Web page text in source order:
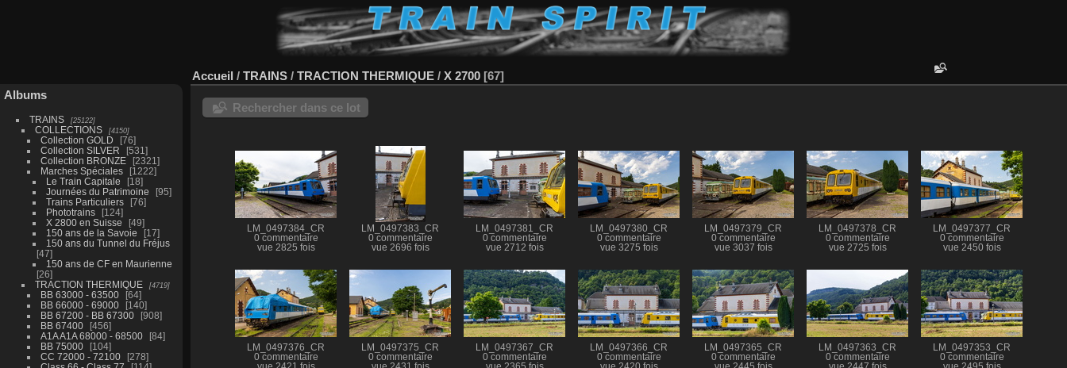
Albums
TRAINS 25122
COLLECTIONS 4150
Collection GOLD
76
Collection SILVER
531
Collection BRONZE
2321
Marches Spéciales
1222
Le Train Capitale
18
Journées du Patrimoine
95
Trains Particuliers
76
Phototrains
124
X 2800 en Suisse
49
150 ans de la Savoie
17
150 ans du Tunnel du Fréjus
47
150 ans de CF en Maurienne
26
TRACTION THERMIQUE
4719
BB 63000 - 63500
64
BB 66000 - 69000
140
BB 67200 - BB 67300
908
BB 67400
456
A1A A1A 68000 - 68500
84
BB 75000
104
CC 72000 - 72100
278
Accueil / TRAINS / TRACTION THERMIQUE / X 2700 67
Rechercher dans ce lot
LM_0497384_CR
0 commentaire
vue 2825 fois
LM_0497383_CR
0 commentaire
vue 2696 fois
LM_0497381_CR
0 commentaire
vue 2712 fois
LM_0497380_CR
0 commentaire
vue 3275 fois
LM_0497379_CR
0 commentaire
vue 3037 fois
LM_0497378_CR
0 commentaire
vue 2725 fois
LM_0497377_CR
0 commentaire
vue 2450 fois
LM_0497376_CR
0 commentaire
LM_0497375_CR
0 commentaire
LM_0497367_CR
0 commentaire
LM_0497366_CR
0 commentaire
LM_0497365_CR
0 commentaire
LM_0497363_CR
0 commentaire
LM_0497353_CR
0 commentaire